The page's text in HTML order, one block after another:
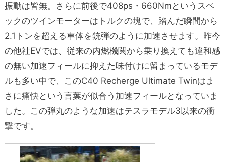
振動は皆無。さらに前後で408ps・660Nmというスペ
ックのツインモーターはトルクの塊で、踏んだ瞬間から
2.1トンを超える車体を銃弾のように加速させます。昨今
の他社EVでは、従来の内燃機関から乗り換えても違和感
の無い加速フィールに抑えた味付けに留まっているモデ
ルも多い中で、このC40 Recherge Ultimate Twinはま
さに痛快という言葉が似合う加速フィールとなっていま
した。この弾丸のような加速はテスラモデル3以来の衝
撃です。